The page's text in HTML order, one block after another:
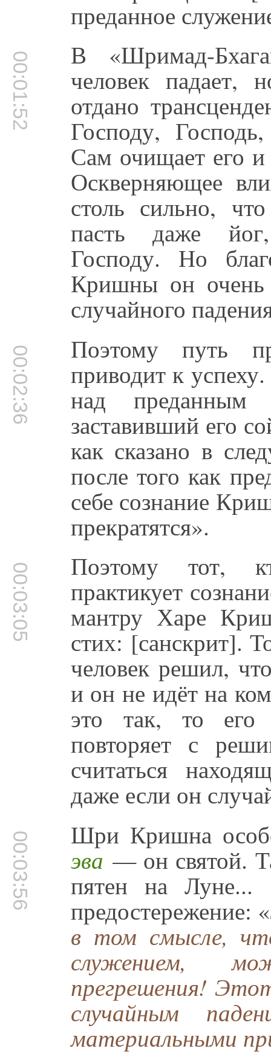
преданное
00:01:52 В «Шримад-
человек падает,
отдано
Господу,
Сам очищает его
Оскверняющее
столь сильно,
пасть даже
Господу. Но
Кришны он очень
случайного
00:02:36 Поэтому путь
приводит к
над преданным
заставивший его
как сказано в
после того как
себе сознание
прекратятся».
00:03:05 Поэтому тот,
практикует
мантру Харе
стих: [санскрит].
человек решил,
и он не идёт на
это так, то его
повторяет с
считаться
даже если он
00:03:56 Шри Кришна
эва — он святой.
пятен на Луне...
предостережение: «
в том смысле,
служением,
прегрешения!
случайным
материальными